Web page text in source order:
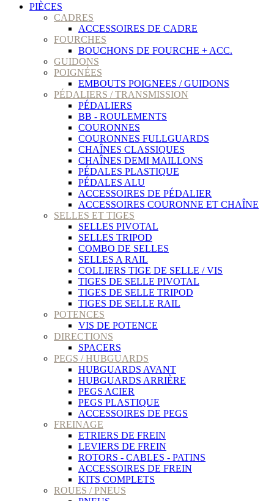
PIÈCES
CADRES
ACCESSOIRES DE CADRE
FOURCHES
BOUCHONS DE FOURCHE + ACC.
GUIDONS
POIGNÉES
EMBOUTS POIGNEES / GUIDONS
PÉDALIERS / TRANSMISSION
PÉDALIERS
BB - ROULEMENTS
COURONNES
COURONNES FULLGUARDS
CHAÎNES CLASSIQUES
CHAÎNES DEMI MAILLONS
PÉDALES PLASTIQUE
PÉDALES ALU
ACCESSOIRES DE PÉDALIER
ACCESSOIRES COURONNE ET CHAÎNE
SELLES ET TIGES
SELLES PIVOTAL
SELLES TRIPOD
COMBO DE SELLES
SELLES A RAIL
COLLIERS TIGE DE SELLE / VIS
TIGES DE SELLE PIVOTAL
TIGES DE SELLE TRIPOD
TIGES DE SELLE RAIL
POTENCES
VIS DE POTENCE
DIRECTIONS
SPACERS
PEGS / HUBGUARDS
HUBGUARDS AVANT
HUBGUARDS ARRIÈRE
PEGS ACIER
PEGS PLASTIQUE
ACCESSOIRES DE PEGS
FREINAGE
ETRIERS DE FREIN
LEVIERS DE FREIN
ROTORS - CABLES - PATINS
ACCESSOIRES DE FREIN
KITS COMPLETS
ROUES / PNEUS